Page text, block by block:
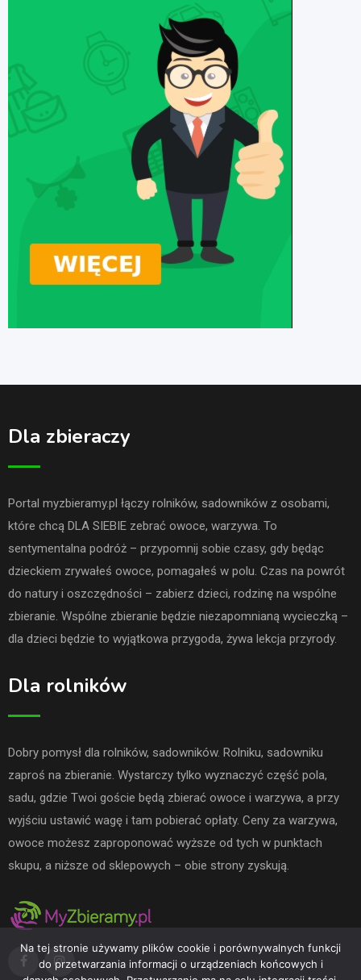
Dla zbieraczy
Portal myzbieramy.pl łączy rolników, sadowników z osobami,
które chcą DLA SIEBIE zebrać owoce, warzywa. To
sentymentalna podróż – przypomnij sobie czasy, gdy będąc
dzieckiem zrywałeś owoce, pomagałeś w polu. Czas na powrót
do natury i oszczędności – zabierz dzieci, rodzinę na wspólne
zbieranie. Wspólne zbieranie będzie niezapomnianą wycieczką –
dla dzieci będzie to wyjątkowa przygoda, żywa lekcja przyrody.
Dla rolników
Dobry pomysł dla rolników, sadowników. Rolniku, sadowniku
zaproś na zbieranie. Wystarczy tylko wyznaczyć część pola,
sadu, gdzie Twoi goście będą zbierać owoce i warzywa, a przy
wyjściu ustawić wagę i tam pobierać opłaty. Ceny za warzywa,
owoce możesz zaproponować wyższe od tych w punktach
skupu, a niższe od sklepowych – obie strony zyskują.
Na tej stronie używamy plików cookie i porównywalnych funkcji
do przetwarzania informacji o urządzeniach końcowych i